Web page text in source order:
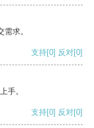
求。
支持[0] 反对[0]
手。
支持[0] 反对[0]